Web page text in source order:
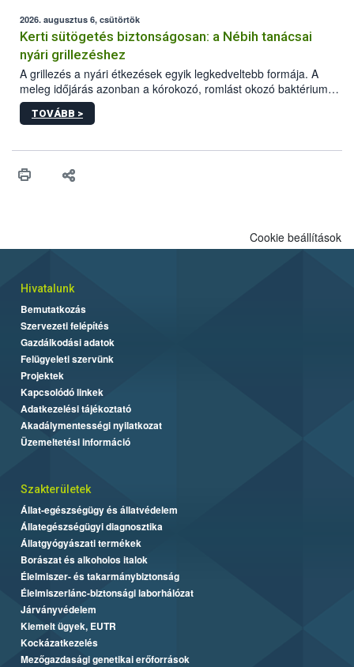
érésű szőlőkben is legyen lehetőség a károsító elleni további
védekezésre. Az Oroganic készítmény kis kiszerelésben kiskerti
felhasználók számára is elérhető és ökológiai termesztésben is
engedélyezett.
2026. augusztus 6, csütörtök
Kerti sütögetés biztonságosan: a Nébih tanácsai
nyári grillezéshez
A grillezés a nyári étkezések egyik legkedveltebb formája. A
meleg időjárás azonban a kórokozó, romlást okozó baktériumok
gyorsabb szaporodásának is kedvez. A szabadtéri sütögetés
ezért nem csupán a megfelelő sütési technikáról szól: legalább
higiéniai szabályok betartása, a megfelelő hőkezelés, valamint a
biztonsági Hivatal (Nébih) Oktatási Programja összegyűjtötte a
TOVÁBB >
Cookie beállítások
Hivatalunk
Bemutatkozás
Szervezeti felépítés
Gazdálkodási adatok
Felügyeleti szervünk
Projektek
Kapcsolódó linkek
Adatkezelési tájékoztató
Akadálymentességi nyilatkozat
Üzemeltetési információ
Szakterületek
Állat-egészségügy és állatvédelem
Állategészségügyi diagnosztika
Állatgyógyászati termékek
Borászat és alkoholos italok
Élelmiszer- és takarmánybiztonság
Élelmiszerlánc-biztonsági laborhálózat
Járványvédelem
Kiemelt ügyek, EUTR
Kockázatkezelés
Mezőgazdasági genetikai erőforrások